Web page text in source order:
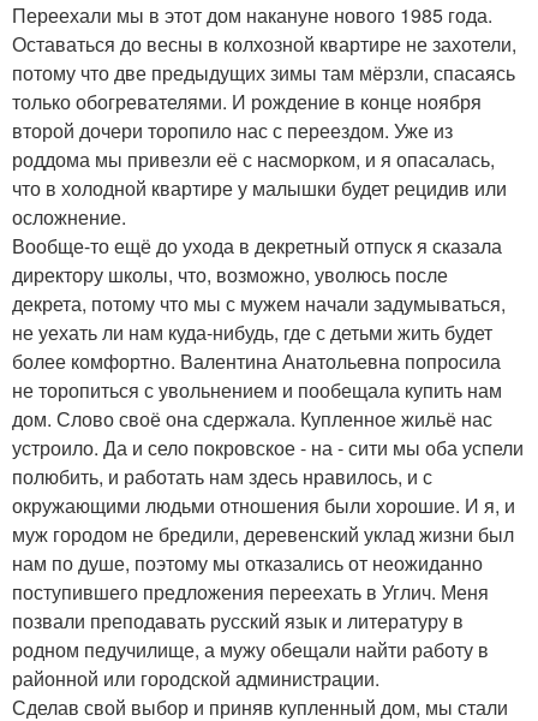
Переехали мы в этот дом накануне нового 1985 года.
Оставаться до весны в колхозной квартире не захотели,
потому что две предыдущих зимы там мёрзли, спасаясь
только обогревателями. И рождение в конце ноября
второй дочери торопило нас с переездом. Уже из
роддома мы привезли её с насморком, и я опасалась,
что в холодной квартире у малышки будет рецидив или
осложнение.
Вообще-то ещё до ухода в декретный отпуск я сказала
директору школы, что, возможно, уволюсь после
декрета, потому что мы с мужем начали задумываться,
не уехать ли нам куда-нибудь, где с детьми жить будет
более комфортно. Валентина Анатольевна попросила
не торопиться с увольнением и пообещала купить нам
дом. Слово своё она сдержала. Купленное жильё нас
устроило. Да и село покровское - на - сити мы оба успели
полюбить, и работать нам здесь нравилось, и с
окружающими людьми отношения были хорошие. И я, и
муж городом не бредили, деревенский уклад жизни был
нам по душе, поэтому мы отказались от неожиданно
поступившего предложения переехать в Углич. Меня
позвали преподавать русский язык и литературу в
родном педучилище, а мужу обещали найти работу в
районной или городской администрации.
Сделав свой выбор и приняв купленный дом, мы стали